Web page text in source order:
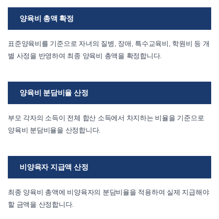
양육비 총액 확정
표준양육비를 기준으로 자녀의 질병, 장애, 특수교육비, 학원비 등 개
별 사정을 반영하여 최종 양육비 총액을 확정합니다.
양육비 분담비율 산정
부모 각자의 소득이 전체 합산 소득에서 차지하는 비율을 기준으로
양육비 분담비율을 산정합니다.
비양육자 지급액 산정
최종 양육비 총액에 비양육자의 분담비율을 적용하여 실제 지급해야
할 금액을 산정합니다.